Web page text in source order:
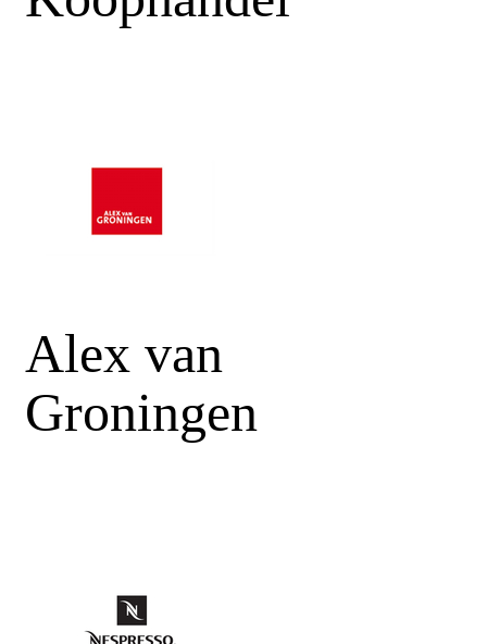
Alex van
Groningen